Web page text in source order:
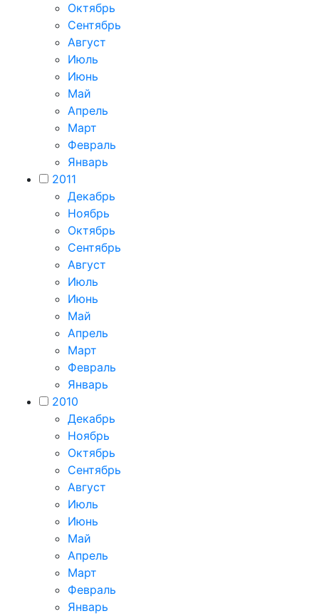
Октябрь
Сентябрь
Август
Июль
Июнь
Май
Апрель
Март
Февраль
Январь
2011
Декабрь
Ноябрь
Октябрь
Сентябрь
Август
Июль
Июнь
Май
Апрель
Март
Февраль
Январь
2010
Декабрь
Ноябрь
Октябрь
Сентябрь
Август
Июль
Июнь
Май
Апрель
Март
Февраль
Январь